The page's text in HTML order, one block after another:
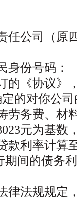
任公司（原
份号码：
的《协议》
的对你公
劳务费、材
元为基数
款利率计算
期间的债务
法规规定